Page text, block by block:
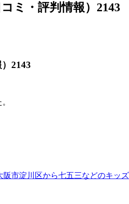
ミ・評判情報）2143
2143
阪市淀川区から七五三などのキッ